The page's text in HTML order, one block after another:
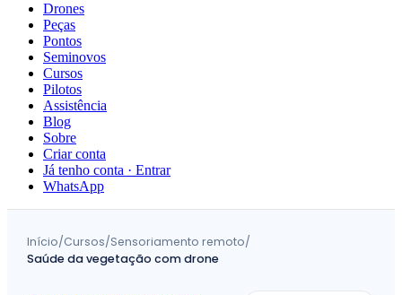
Drones
Peças
Pontos
Seminovos
Cursos
Pilotos
Assistência
Blog
Sobre
Criar conta
Já tenho conta · Entrar
WhatsApp
Início/Cursos/Sensoriamento remoto/
Saúde da vegetação com drone